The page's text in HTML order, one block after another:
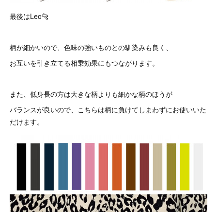
最後はLeo🐆
柄が細かいので、色味の強いものとの馴染みも良く、
お互いを引き立てる相乗効果にもつながります。
また、低身長の方は大きな柄よりも細かな柄のほうが
バランスが良いので、こちらは柄に負けてしまわずにお使いいた
だけます。